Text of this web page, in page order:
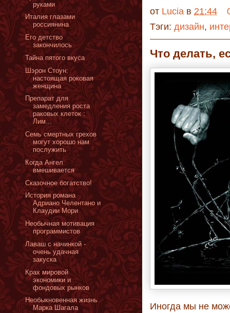
от Lucia в 21:44
Тэги: дизайн,
Что делать,
Иногда мы не
руками
Италия глазами
россиянина
Его детство
закончилось
Тайна пятого вкуса
Шэрон Стоун:
настоящая роковая
женщина
Препарат для
замедления роста
раковых клеток :
Лим...
Семь смертных грехов
могут хорошо нам
послужить
Когда Ангел
вмешивается
Сказочное богатство!
История романа
Адриано Челентано и
Клаудии Мори
Необычная мотивация
программистов
Лаваш с начинкой -
очень удачная
закуска
Крах мировой
экономики и
фондовых рынков
Необыкновенная жизнь
Марка Шагала